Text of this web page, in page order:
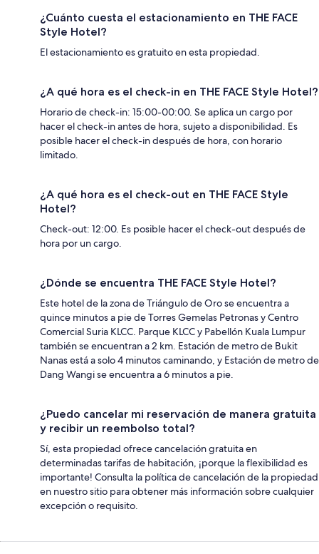
¿Cuánto cuesta el estacionamiento en THE FACE
Style Hotel?
El estacionamiento es gratuito en esta propiedad.
¿A qué hora es el check-in en THE FACE Style Hotel?
Horario de check-in: 15:00-00:00. Se aplica un cargo por
hacer el check-in antes de hora, sujeto a disponibilidad. Es
posible hacer el check-in después de hora, con horario
limitado.
¿A qué hora es el check-out en THE FACE Style
Hotel?
Check-out: 12:00. Es posible hacer el check-out después de
hora por un cargo.
¿Dónde se encuentra THE FACE Style Hotel?
Este hotel de la zona de Triángulo de Oro se encuentra a
quince minutos a pie de Torres Gemelas Petronas y Centro
Comercial Suria KLCC. Parque KLCC y Pabellón Kuala Lumpur
también se encuentran a 2 km. Estación de metro de Bukit
Nanas está a solo 4 minutos caminando, y Estación de metro de
Dang Wangi se encuentra a 6 minutos a pie.
¿Puedo cancelar mi reservación de manera gratuita
y recibir un reembolso total?
Sí, esta propiedad ofrece cancelación gratuita en
determinadas tarifas de habitación, ¡porque la flexibilidad es
importante! Consulta la política de cancelación de la propiedad
en nuestro sitio para obtener más información sobre cualquier
excepción o requisito.